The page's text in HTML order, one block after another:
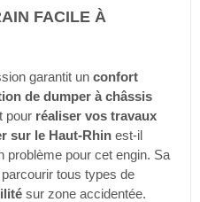
FACILE À
garantit un confort
de dumper à châssis
pour réaliser vos travaux
sur le Haut-Rhin est-il
problème pour cet engin. Sa
tous types de
sur zone accidentée.